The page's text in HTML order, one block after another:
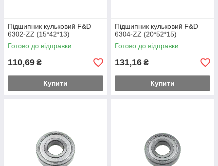
Підшипник кульковий F&D
6302-ZZ (15*42*13)
Готово до відправки
110,69 ₴
Купити
Підшипник кульковий F&D
6304-ZZ (20*52*15)
Готово до відправки
131,16 ₴
Купити